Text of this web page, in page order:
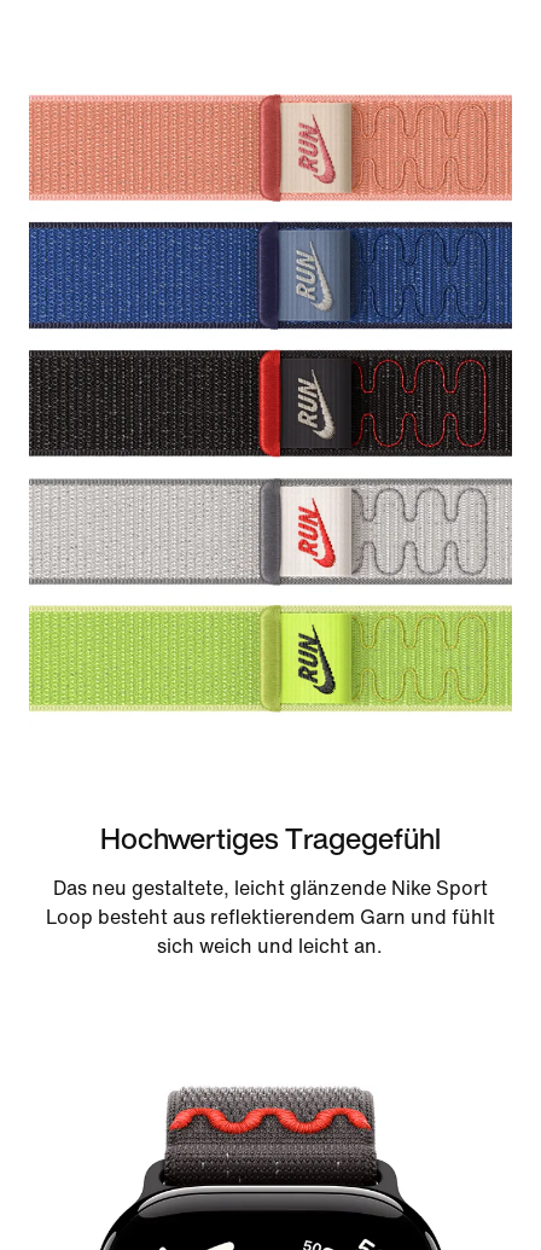
Hochwertiges Tragegefühl
Das neu gestaltete, leicht glänzende Nike Sport
Loop besteht aus reflektierendem Garn und fühlt
sich weich und leicht an.